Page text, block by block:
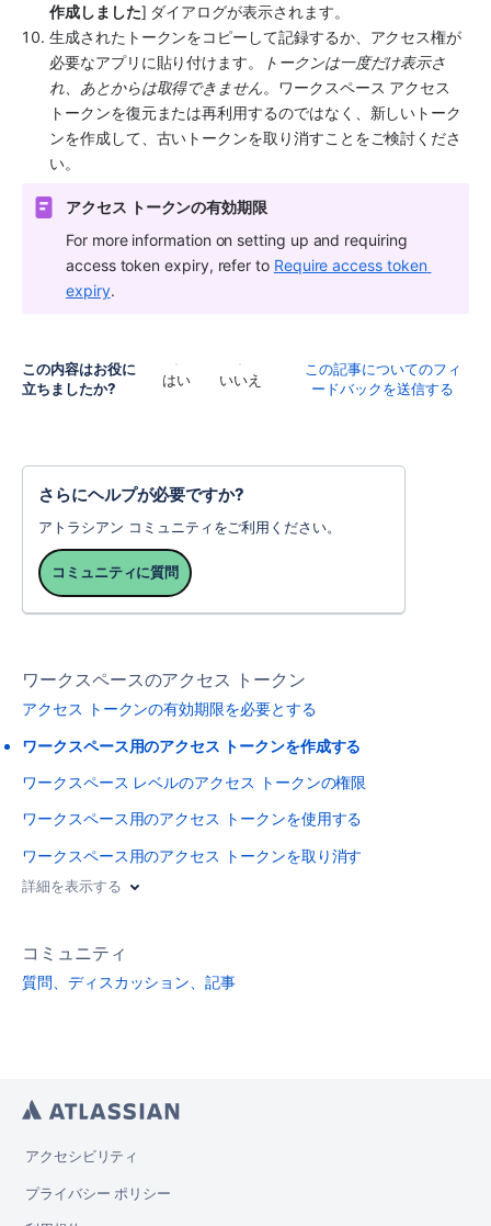
作成しました] ダイアログが表示されます。
生成されたトークンをコピーして記録するか、アクセス権が
必要なアプリに貼り付けます。
トークンは一度だけ表示さ
れ、あとからは取得できません。ワークスペース アクセス
トークンを復元または再利用するのではなく、新しいトーク
ンを作成して、古いトークンを取り消すことをご検討くださ
い。
アクセス トークンの有効期限
For more information on setting up and requiring
access token expiry, refer to Require access token
expiry.
この内容はお役に
立ちましたか?
はい いいえ
この記事についてのフィ
ードバックを送信する
さらにヘルプが必要ですか?
アトラシアン コミュニティをご利用ください。
コミュニティに質問
ワークスペースのアクセス トークン
アクセス トークンの有効期限を必要とする
ワークスペース用のアクセス トークンを作成する
ワークスペース レベルのアクセス トークンの権限
ワークスペース用のアクセス トークンを使用する
ワークスペース用のアクセス トークンを取り消す
詳細を表示する
コミュニティ
質問、ディスカッション、記事
アクセシビリティ
プライバシー ポリシー